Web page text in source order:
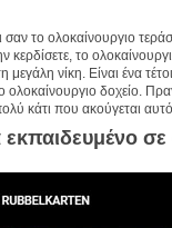
το ολοκαίνουργιο
κερδίσετε, το
μεγάλη νίκη. Είναι ένα
ολοκαίνουργιο δοχείο.
κάτι που ακούγεται
εκπαιδευμένο